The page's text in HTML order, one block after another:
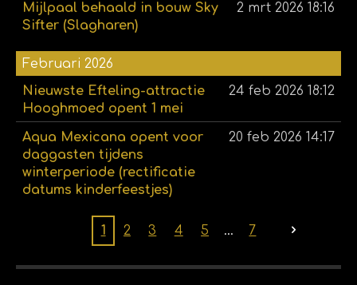
Mijlpaal behaald in bouw Sky
Sifter (Slagharen)
2 mrt 2026 18:16
Februari 2026
Nieuwste Efteling-attractie
Hooghmoed opent 1 mei
24 feb 2026 18:12
Aqua Mexicana opent voor
daggasten tijdens
winterperiode (rectificatie
datums kinderfeestjes)
20 feb 2026 14:17
1 2 3 4 5 7